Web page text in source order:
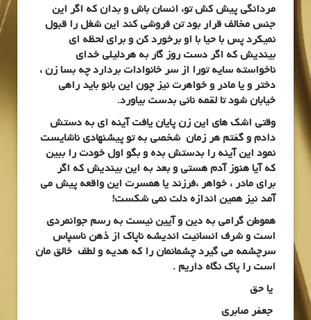
مردانگی پیش کش تو، انسان باش و بدان که اگر این
جنس مخالف قرار بود تن فروشی کند این شغل را قبول
نمیکرد پس با حیا با او برخورد کن و برای لحظه ای
بیندیش که اگر دست روز گار به هردلیلی خدای
ناخواسته سایه تورا از سر خانوادات بردارد چه بسا زن ،
دختر و یا مادر و خواهرت نیز چون این بانو باید راهی
خیابان شود تا لقمه نانی بدست بیاورد.
وقتی اشک های این زن پایان یافت آینه ای به دستش
دادم و گفتم هر زمان شخصی به تو پیشنهادی ناشایست
نمود این آینه را بدستش بده و بگو اول خودت را ببین
که آیا هنوز آدم هستی و بعد به این بیندیش که اگر
برای مادر ، خواهر ،فرزند یا همسرت این واقعه پیش می
آمد نیز همین اندازه دلت نمی شکست!
هموطن گرامی به دین و آیین نیست به رسم جوانمردی
است و شرف انسانیت اندیشه ناپاک از ذهن ناسپاس
سرچشمه می گیرد چشمانمان را که هدیه و لطف خالق مان
است را پاک نگاه داریم .
یا حق
جعفر صابری